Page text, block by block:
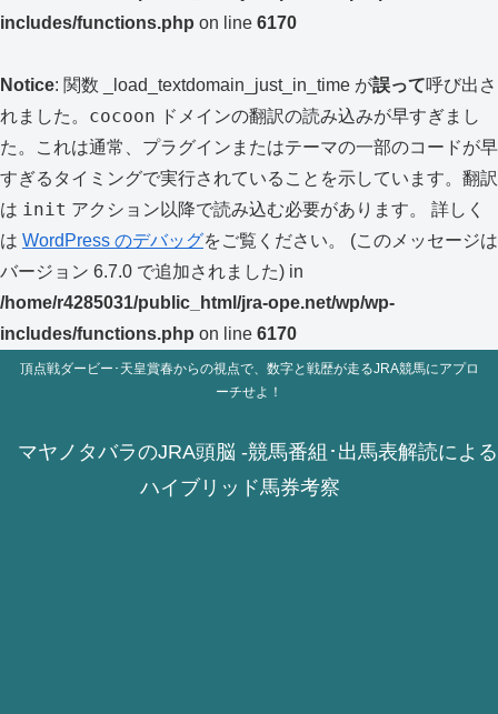
includes/functions.php on line 6170
Notice: 関数 _load_textdomain_just_in_time が誤って呼び出さ
れました。 cocoon ドメインの翻訳の読み込みが早すぎまし
た。これは通常、プラグインまたはテーマの一部のコードが早
すぎるタイミングで実行されていることを示しています。翻訳
は init アクション以降で読み込む必要があります。 詳しく
は WordPress のデバッグをご覧ください。 (このメッセージは
バージョン 6.7.0 で追加されました) in
/home/r4285031/public_html/jra-ope.net/wp/wp-
includes/functions.php on line 6170
頂点戦ダービー･天皇賞春からの視点で、数字と戦歴が走るJRA競馬にアプロ
ーチせよ！
マヤノタバラのJRA頭脳 -競馬番組･出馬表解読による
ハイブリッド馬券考察